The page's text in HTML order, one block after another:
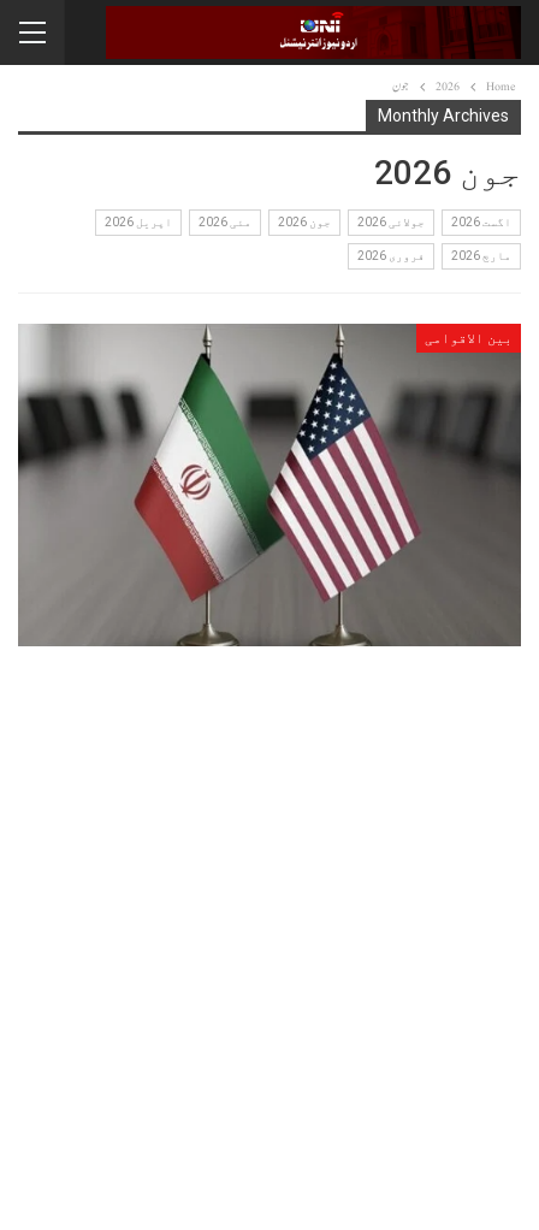
Home
2026 جون
Monthly Archives
جون 2026
اگست 2026 جولائی 2026 جون 2026 مئی 2026 اپریل 2026
مارچ 2026 فروری 2026
بین الاقوامی